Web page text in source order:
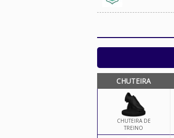
CHUTEIRA
CHUTEIRA DE
TREINO